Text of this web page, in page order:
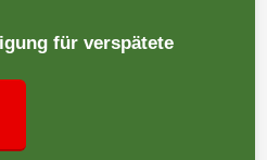
für verspätete